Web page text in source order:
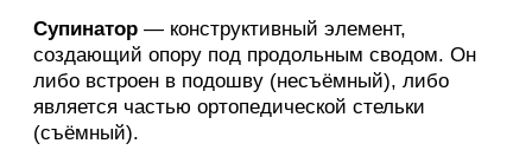
Супинатор — конструктивный элемент,
создающий опору под продольным сводом. Он
либо встроен в подошву (несъёмный), либо
является частью ортопедической стельки
(съёмный).